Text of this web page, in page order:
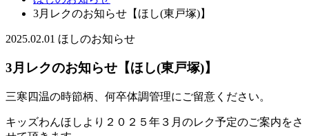
3月レクのお知らせ【ほし(東戸塚)】
2025.02.01 ほしのお知らせ
3月レクのお知らせ【ほし(東戸塚)】
三寒四温の時節柄、何卒体調管理にご留意ください。
キッズわんほしより２０２５年３月のレク予定のご案内をさ